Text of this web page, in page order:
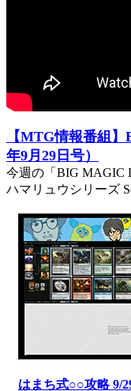
【MTG情報番組
年9月29日号）
今週の「BIG MAGIC
ハマリュウシリーズ
はまち式○○攻略 9/